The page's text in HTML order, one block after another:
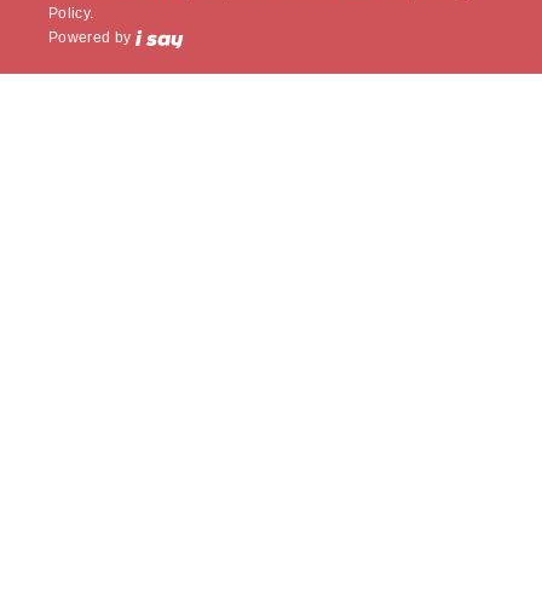
Policy.
Powered by